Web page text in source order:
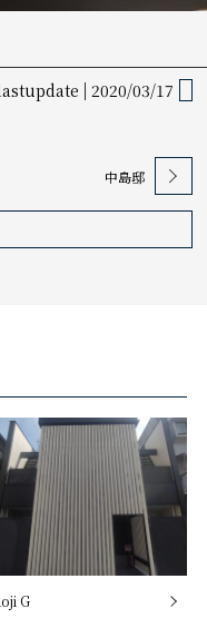
2020/03/17
中島邸
G